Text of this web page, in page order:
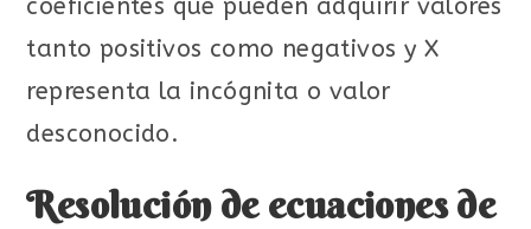
coeficientes que pueden adquirir valores
tanto positivos como negativos y X
representa la incógnita o valor
desconocido.
Resolución de ecuaciones de